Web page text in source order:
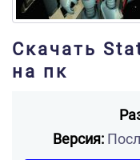
Скачать
на пк
Версия: